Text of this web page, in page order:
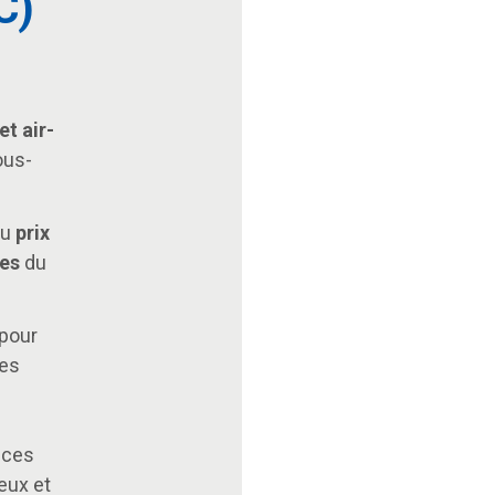
air-
prix
du
et